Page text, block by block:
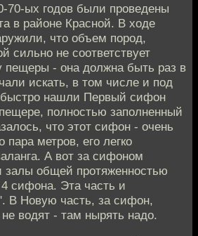
70-ых годов были проведены
в районе Красной. В ходе
что объем пород,
сильно не соответствует
пещеры - она должна быть раз в
искать, в том числе и под
нашли Первый сифон
полностью заполненный
что этот сифон - очень
пара метров, его легко
А вот за сифоном
залы общей протяженностью
сифона. Эта часть и
В Новую часть, за сифон,
не водят - там нырять надо.